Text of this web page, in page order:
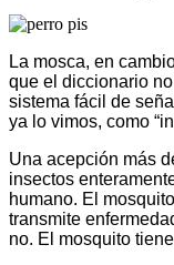
La mosca, en
que el diccionario
sistema fácil de
ya lo vimos, como
Una acepción más
insectos
humano. El
transmite
no. El mosquito